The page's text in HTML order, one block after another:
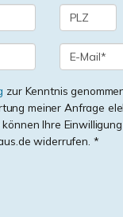
zur Kenntnis
meiner Anfrage
können Ihre
widerrufen. *